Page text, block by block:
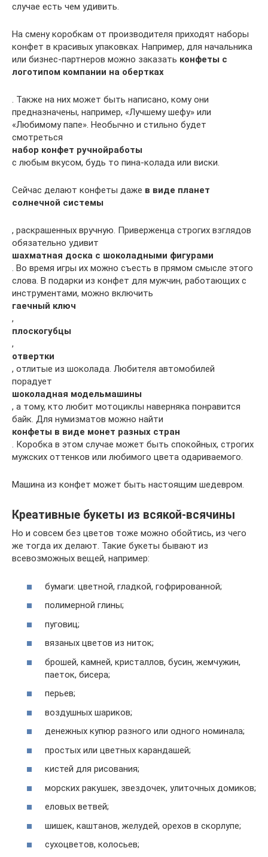
случае есть чем удивить.
На смену коробкам от производителя приходят наборы
конфет в красивых упаковках. Например, для начальника
или бизнес-партнеров можно заказать конфеты с
логотипом компании на обертках
. Также на них может быть написано, кому они
предназначены, например, «Лучшему шефу» или
«Любимому папе». Необычно и стильно будет
смотреться
набор конфет ручнойработы
с любым вкусом, будь то пина-колада или виски.
Сейчас делают конфеты даже в виде планет
солнечной системы
, раскрашенных вручную. Приверженца строгих взглядов
обязательно удивит
шахматная доска с шоколадными фигурами
. Во время игры их можно съесть в прямом смысле этого
слова. В подарки из конфет для мужчин, работающих с
инструментами, можно включить
гаечный ключ
,
плоскогубцы
,
отвертки
, отлитые из шоколада. Любителя автомобилей
порадует
шоколадная модельмашины
, а тому, кто любит мотоциклы наверняка понравится
байк. Для нумизматов можно найти
конфеты в виде монет разных стран
. Коробка в этом случае может быть спокойных, строгих
мужских оттенков или любимого цвета одариваемого.
Машина из конфет может быть настоящим шедевром.
Креативные букеты из всякой-всячины
Но и совсем без цветов тоже можно обойтись, из чего
же тогда их делают. Такие букеты бывают из
всевозможных вещей, например:
бумаги: цветной, гладкой, гофрированной;
полимерной глины;
пуговиц;
вязаных цветов из ниток;
брошей, камней, кристаллов, бусин, жемчужин,
паеток, бисера;
перьев;
воздушных шариков;
денежных купюр разного или одного номинала;
простых или цветных карандашей;
кистей для рисования;
морских ракушек, звездочек, улиточных домиков;
еловых ветвей;
шишек, каштанов, желудей, орехов в скорлупе;
сухоцветов, колосьев;